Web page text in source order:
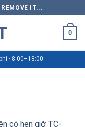
IT...
0
· 8:00–18:00